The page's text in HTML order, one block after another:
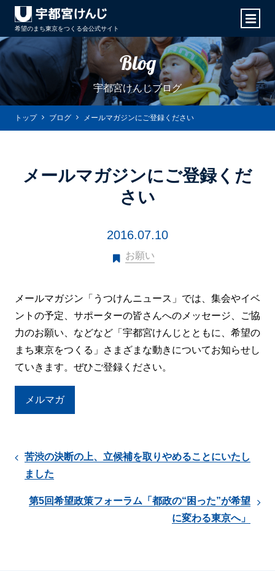
希望のまち東京をつくる会公式サイト
Blog
宇都宮けんじブログ
トップ ブログ メールマガジンにご登録ください
メールマガジンにご登録くだ
さい
2016.07.10
お願い
メールマガジン「うつけんニュース」では、集会やイベ
ントの予定、サポーターの皆さんへのメッセージ、ご協
力のお願い、などなど「宇都宮けんじとともに、希望の
まち東京をつくる」さまざまな動きについてお知らせし
ていきます。ぜひご登録ください。
メルマガ
苦渋の決断の上、立候補を取りやめることにいたし
ました
第5回希望政策フォーラム「都政の“困った”が希望
に変わる東京へ」